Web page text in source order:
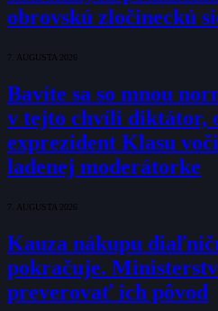
obrovskú zločineckú
7. AUGUSTA 2026
Bavíte sa so mnou
v tejto chvíli diktátor,
exprezident Klasu
ladenej moderátorke
7. AUGUSTA 2026
Kauza nákupu
pokračuje.
preverovať ich pôvod